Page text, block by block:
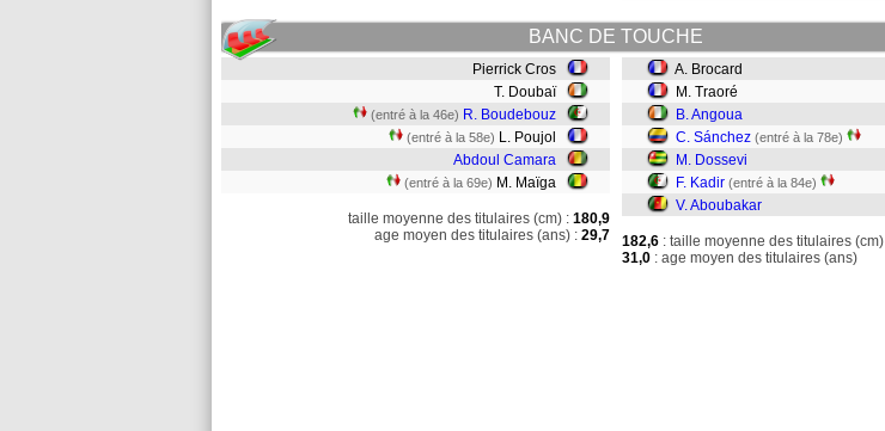
BANC DE TOUCHE
Pierrick Cros
T. Doubaï
(entré à la 46e) R. Boudebouz
(entré à la 58e) L. Poujol
Abdoul Camara
(entré à la 69e) M. Maïga
taille moyenne des titulaires (cm) : 180,9
age moyen des titulaires (ans) : 29,7
A. Brocard
M. Traoré
B. Angoua
C. Sánchez (entré à la 78e)
M. Dossevi
F. Kadir (entré à la 84e)
V. Aboubakar
182,6 : taille moyenne des titulaires (cm)
31,0 : age moyen des titulaires (ans)